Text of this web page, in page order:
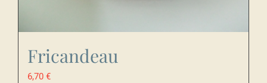
Fricandeau
6,70 €